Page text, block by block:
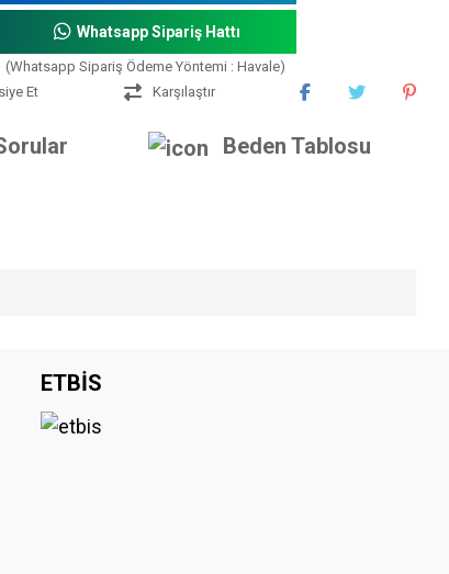
Whatsapp Sipariş Hattı
(Whatsapp Sipariş Ödeme Yöntemi : Havale)
Et
Karşılaştır
Beden Tablosu
ETBİS